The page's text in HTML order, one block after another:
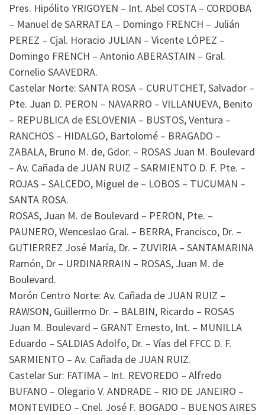
Pres. Hipólito YRIGOYEN – Int. Abel COSTA – CORDOBA
– Manuel de SARRATEA – Domingo FRENCH – Julián
PEREZ – Cjal. Horacio JULIAN – Vicente LÓPEZ –
Domingo FRENCH – Antonio ABERASTAIN – Gral.
Cornelio SAAVEDRA.
Castelar Norte: SANTA ROSA – CURUTCHET, Salvador –
Pte. Juan D. PERON – NAVARRO – VILLANUEVA, Benito
– REPUBLICA de ESLOVENIA – BUSTOS, Ventura –
RANCHOS – HIDALGO, Bartolomé – BRAGADO –
ZABALA, Bruno M. de, Gdor. – ROSAS Juan M. Boulevard
– Av. Cañada de JUAN RUIZ – SARMIENTO D. F. Pte. –
ROJAS – SALCEDO, Miguel de – LOBOS – TUCUMAN –
SANTA ROSA.
ROSAS, Juan M. de Boulevard – PERON, Pte. –
PAUNERO, Wenceslao Gral. – BERRA, Francisco, Dr. –
GUTIERREZ José María, Dr. – ZUVIRIA – SANTAMARINA
Ramón, Dr – URDINARRAIN – ROSAS, Juan M. de
Boulevard.
Morón Centro Norte: Av. Cañada de JUAN RUIZ –
RAWSON, Guillermo Dr. – BALBIN, Ricardo – ROSAS
Juan M. Boulevard – GRANT Ernesto, Int. – MUNILLA
Eduardo – SALDIAS Adolfo, Dr. – Vías del FFCC D. F.
SARMIENTO – Av. Cañada de JUAN RUIZ.
Castelar Sur: FATIMA – Int. REVOREDO – Alfredo
BUFANO – Olegario V. ANDRADE – RIO DE JANEIRO –
MONTEVIDEO – Cnel. José F. BOGADO – BUENOS AIRES